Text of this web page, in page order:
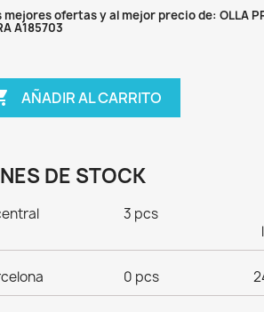
ofertas y al mejor precio de: OLLA
A185703
AÑADIR AL CARRITO
DE STOCK
3 pcs
0 pcs